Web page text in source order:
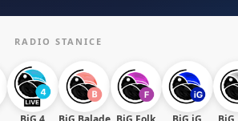
RADIO STANICE